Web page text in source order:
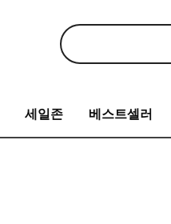
세일존 베스트셀러